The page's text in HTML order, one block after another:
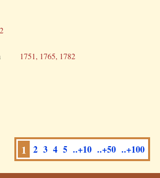
1751, 1765, 1782
1 2 3 4 5 ..+10 ..+50 ..+100